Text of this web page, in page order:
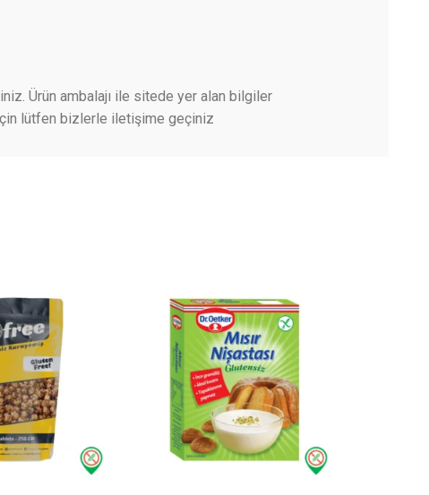
Ürün ambalajı ile sitede yer alan bilgiler
lütfen bizlerle iletişime geçiniz